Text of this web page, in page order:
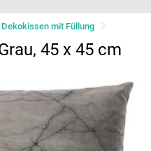
Dekokissen mit Füllung
45 x 45 cm